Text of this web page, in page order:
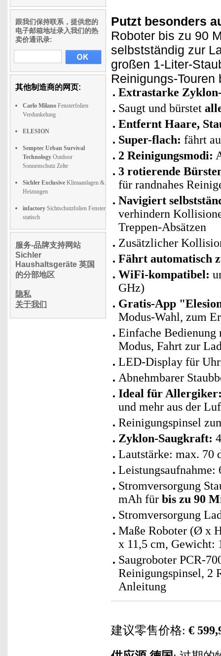
跟我们保持联系，提供您的
电子邮箱地址录入我们的热
卖价通讯录:
其他制造商的网页:
Carlo Milano Fensterfolien
Verdunkelung
ELESION
Semptec Urban Survival
Technology Outdoor
Sonnenschutz Zelte
Sichler Exclusive Klimaanlagen &
Heizungen
infactory Sichtschutzfolien Fenster
statisch
服务-品牌支持网站
Sichler
Haushaltsgeräte 英国
的分部地区
隐私
关于我们
Putzt besonders
Roboter bis zu 90
selbstständig zur
großen 1-Liter-
Reinigungs-
Extrastarke
Saugt und bürstet
Entfernt Haare,
Super-flach: fährt
2 Reinigungsmodi:
3 rotierende
für randnahes
Navigiert
verhindern
Treppen-Absätzen
Zusätzlicher
Fährt automatisch
WiFi-kompatibel:
GHz)
Gratis-App
Modus-Wahl, zum
Einfache
Modus, Fahrt zur
LED-Display für
Abnehmbarer
Ideal für
und mehr aus der
Reinigungspinsel
Zyklon-Saugkraft:
Lautstärke: max. 70
Leistungsaufnahme:
Stromversorgung
mAh für bis zu 90
Stromversorgung
Maße Roboter (Ø x
x 11,5 cm, Gewicht:
Saugroboter PCR-
Reinigungspinsel, 2
Anleitung
建议零售价格: €